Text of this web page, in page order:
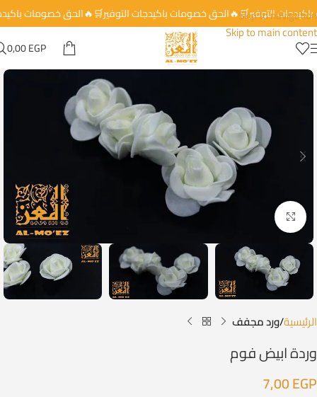
Skip to navigation
Skip to main content
التوفير🛒🔥الحق خصومات باكيدجات التوفير🛒🔥الحق خصومات
0,00EGP
Click to enlarge
الرئيسية ورد مجفف
وردة ابيض فوم
7,00EGP